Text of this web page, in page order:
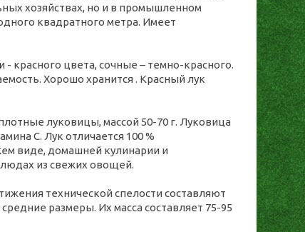
хозяйствах, но и в промышленном
квадратного метра. Имеет
- красного цвета, сочные – темно-красного.
Хорошо хранится . Красный лук
луковицы, массой 50-70 г. Луковица
С. Лук отличается 100 %
виде, домашней кулинарии и
из свежих овощей.
технической спелости составляют
размеры. Их масса составляет 75-95